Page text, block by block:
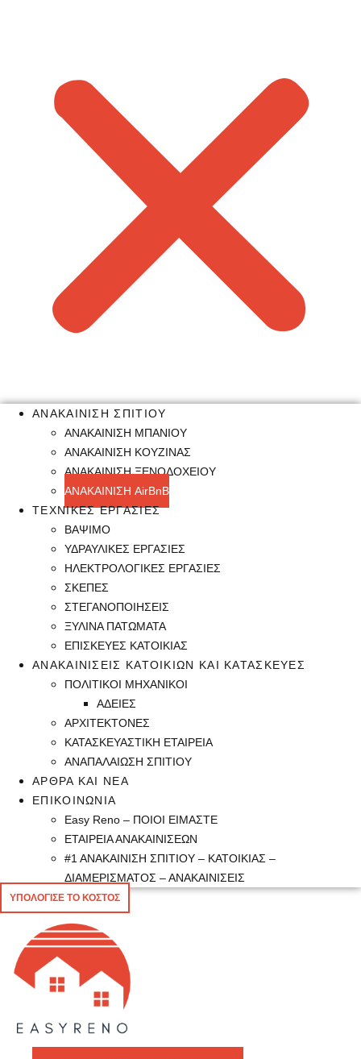
ΑΝΑΚΑΙΝΙΣΗ ΣΠΙΤΙΟΥ
ΑΝΑΚΑΙΝΙΣΗ ΜΠΑΝΙΟΥ
ΑΝΑΚΑΙΝΙΣΗ ΚΟΥΖΙΝΑΣ
ΑΝΑΚΑΙΝΙΣΗ ΞΕΝΟΔΟΧΕΙΟΥ
ΑΝΑΚΑΙΝΙΣΗ AirBnB
ΤΕΧΝΙΚΕΣ ΕΡΓΑΣΙΕΣ
ΒΑΨΙΜΟ
ΥΔΡΑΥΛΙΚΕΣ ΕΡΓΑΣΙΕΣ
ΗΛΕΚΤΡΟΛΟΓΙΚΕΣ ΕΡΓΑΣΙΕΣ
ΣΚΕΠΕΣ
ΣΤΕΓΑΝΟΠΟΙΗΣΕΙΣ
ΞΥΛΙΝΑ ΠΑΤΩΜΑΤΑ
ΕΠΙΣΚΕΥΕΣ ΚΑΤΟΙΚΙΑΣ
ΑΝΑΚΑΙΝΙΣΕΙΣ ΚΑΤΟΙΚΙΩΝ ΚΑΙ ΚΑΤΑΣΚΕΥΕΣ
ΠΟΛΙΤΙΚΟΙ ΜΗΧΑΝΙΚΟΙ
ΑΔΕΙΕΣ
ΑΡΧΙΤΕΚΤΟΝΕΣ
ΚΑΤΑΣΚΕΥΑΣΤΙΚΗ ΕΤΑΙΡΕΙΑ
ΑΝΑΠΑΛΑΙΩΣΗ ΣΠΙΤΙΟΥ
ΑΡΘΡΑ ΚΑΙ ΝΕΑ
ΕΠΙΚΟΙΝΩΝΙΑ
Easy Reno – ΠΟΙΟΙ ΕΙΜΑΣΤΕ
ΕΤΑΙΡΕΙΑ ΑΝΑΚΑΙΝΙΣΕΩΝ
#1 ΑΝΑΚΑΙΝΙΣΗ ΣΠΙΤΙΟΥ – ΚΑΤΟΙΚΙΑΣ –
ΔΙΑΜΕΡΙΣΜΑΤΟΣ – ΑΝΑΚΑΙΝΙΣΕΙΣ
ΥΠΟΛΟΓΙΣΕ ΤΟ ΚΟΣΤΟΣ